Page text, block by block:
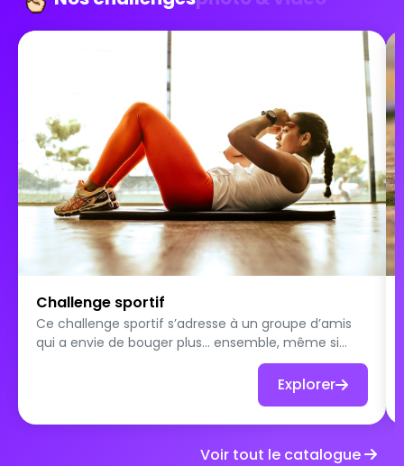
Challenge sportif
Ce challenge sportif s’adresse à un groupe d’amis
qui a envie de bouger plus… ensemble, même si
chacun avance à son propre rythme. Chaque
participant relève des défis sportifs en individuel, en
pratiquant un maximum d’activités. Course à pied,
nouveaux sports, perfectionner sa technique ou
Explorer
Voir tout le catalogue